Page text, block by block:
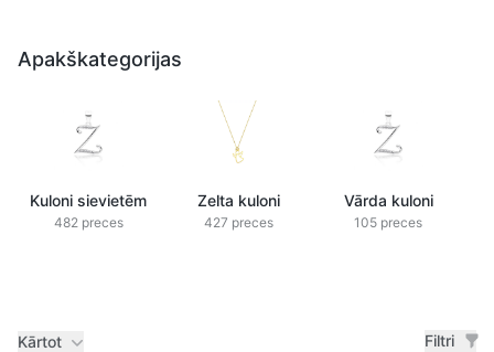
Apakškategorijas
Kuloni sievietēm
482 preces
Zelta kuloni
427 preces
Vārda kuloni
105 preces
Kārtot Filtri